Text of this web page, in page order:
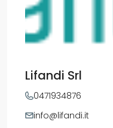
Lifandi Srl
0471934876
info@lifandi.it